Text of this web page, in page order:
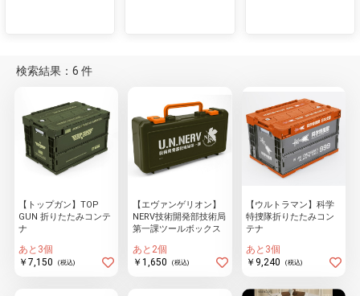
検索結果：6 件
【トップガン】TOP
GUN 折りたたみコンテ
ナ
あと3個
￥7,150
(税込)
【エヴァンゲリオン】
NERV技術開発部技術局
第一課ツールボックス
あと2個
￥1,650
(税込)
【ウルトラマン】科学
特捜隊折りたたみコン
テナ
あと3個
￥9,240
(税込)
イラストレ
アダルトグ
ッズ